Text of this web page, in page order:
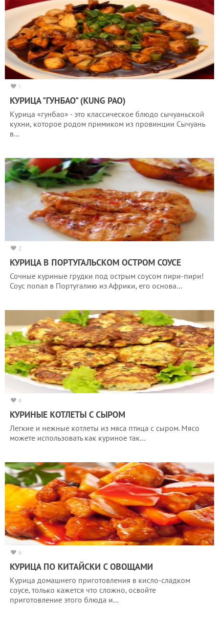
1
КУРИЦА "ГУНБАО" (KUNG PAO)
Курица «гунбао» - это классическое блюдо сычуаньской
кухни, которое родом примиком из провинции Сычуань
в…
2
КУРИЦА В ПОРТУГАЛЬСКОМ ОСТРОМ СОУСЕ
Сочные куриные грудки под острым соусом пири-пири!
Соус попал в Португалию из Африки, его основа…
4
КУРИНЫЕ КОТЛЕТЫ С СЫРОМ
Легкие и нежные котлеты из мяса птица с сыром. Мясо
можете использовать как куриное так…
6
КУРИЦА ПО КИТАЙСКИ С ОВОЩАМИ
Курица домашнего приготовления в кисло-сладком
соусе, только кажется что сложно, освойте
приготовление этого блюда и…